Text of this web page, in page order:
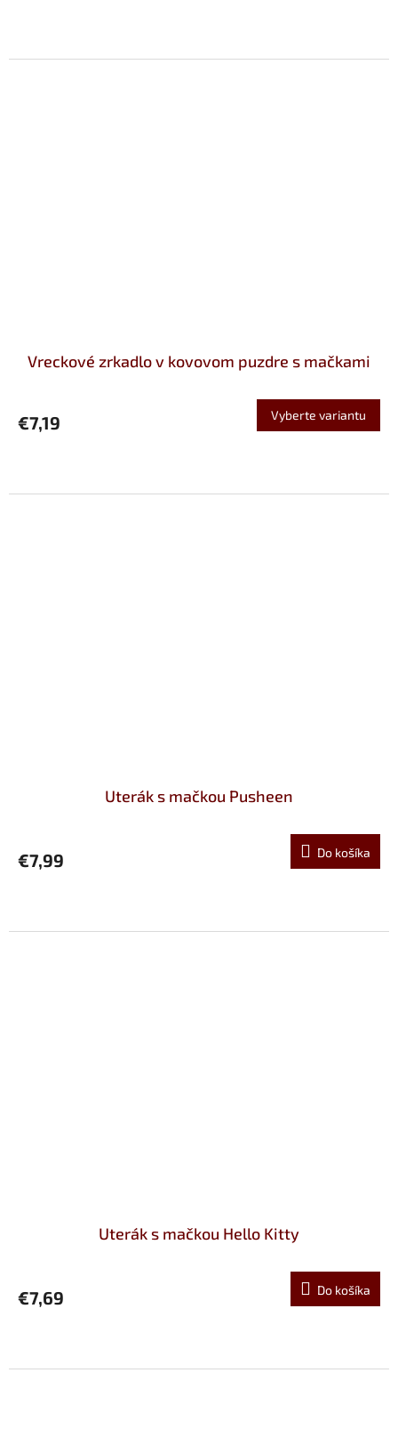
Vreckové zrkadlo v kovovom puzdre s mačkami
€7,19 Vyberte variantu
Uterák s mačkou Pusheen
€7,99 Do košíka
Uterák s mačkou Hello Kitty
€7,69 Do košíka